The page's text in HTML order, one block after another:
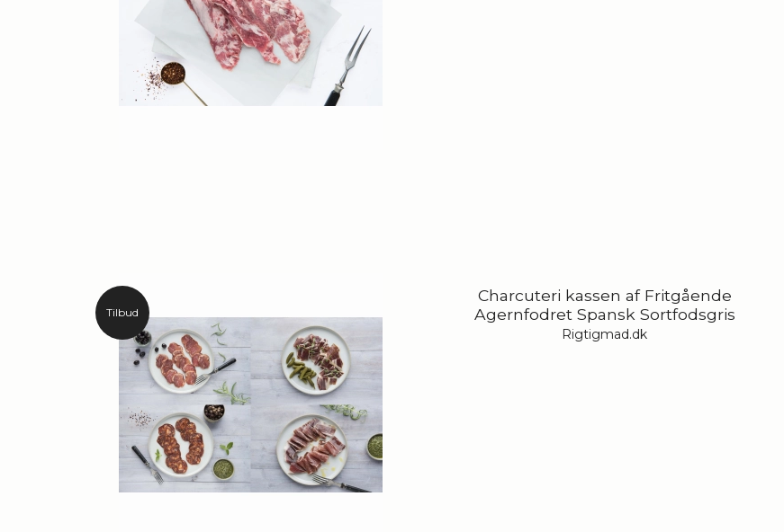
Tilbud
Charcuteri kassen af Fritgående
Agernfodret Spansk Sortfodsgris
Rigtigmad.dk